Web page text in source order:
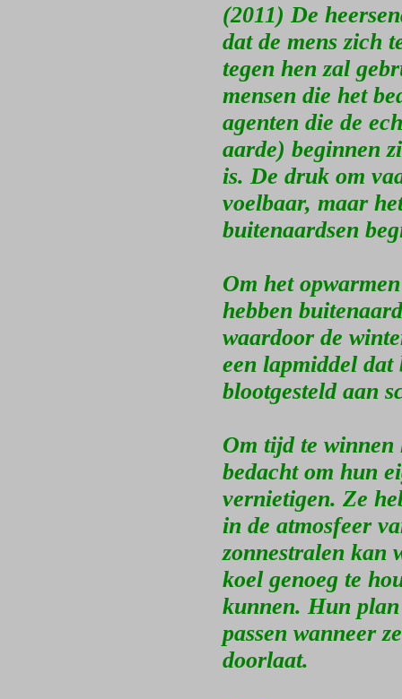
(2011) De
dat de mens zich
tegen hen zal
mensen die het
agenten die de
aarde) beginnen
is. De druk om
voelbaar, maar
buitenaardsen
Om het
hebben
waardoor de
een lapmiddel dat
blootgesteld aan
Om tijd te winnen
bedacht om hun
vernietigen. Ze
in de atmosfeer
zonnestralen kan
koel genoeg te
kunnen. Hun
passen wanneer
doorlaat.